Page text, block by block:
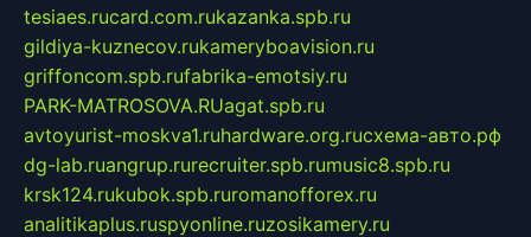
tesiaes.rucard.com.rukazanka.spb.ru
gildiya-kuznecov.rukameryboavision.ru
griffoncom.spb.rufabrika-emotsiy.ru
PARK-MATROSOVA.RUagat.spb.ru
avtoyurist-moskva1.ruhardware.org.ruсхема-авто.рф
dg-lab.ruangrup.rurecruiter.spb.rumusic8.spb.ru
krsk124.rukubok.spb.ruromanofforex.ru
analitikaplus.ruspyonline.ruzosikamery.ru